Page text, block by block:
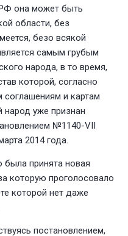
она может быть
области, без
безо всякой
самым грубым
народа, в то время,
которой, согласно
и картам
народ уже признан
№1140-VII
2014 года.
была принята новая
которую проголосовало
которой нет даже
постановлением,